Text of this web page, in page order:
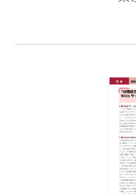
（3）＜世界：国
＞編の5編で構成
（2021年11月版）